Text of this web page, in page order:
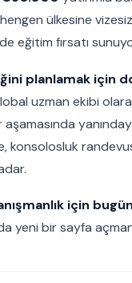
ülkesine
eğitim fırsatı
planlamak için
uzman ekibi
konsolosluk
için
yeni bir sayfa